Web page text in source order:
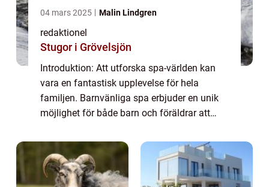
04 mars 2025 Malin Lindgren
redaktionel
Stugor i Grövelsjön
Introduktion: Att utforska spa-världen kan
vara en fantastisk upplevelse för hela
familjen. Barnvänliga spa erbjuder en unik
möjlighet för både barn och föräldrar att
aktiviteter tillsammans. I denna artikel
kommer v...